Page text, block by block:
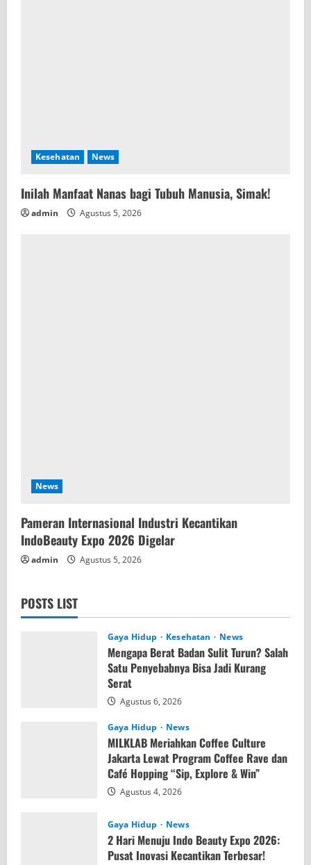
Kesehatan News
Inilah Manfaat Nanas bagi Tubuh Manusia, Simak!
admin Agustus 5, 2026
News
Pameran Internasional Industri Kecantikan
IndoBeauty Expo 2026 Digelar
admin Agustus 5, 2026
POSTS LIST
Gaya Hidup Kesehatan News
Mengapa Berat Badan Sulit Turun? Salah
Satu Penyebabnya Bisa Jadi Kurang
Serat
Agustus 6, 2026
Gaya Hidup News
MILKLAB Meriahkan Coffee Culture
Jakarta Lewat Program Coffee Rave dan
Café Hopping “Sip, Explore & Win”
Agustus 4, 2026
Gaya Hidup News
2 Hari Menuju Indo Beauty Expo 2026:
Pusat Inovasi Kecantikan Terbesar!